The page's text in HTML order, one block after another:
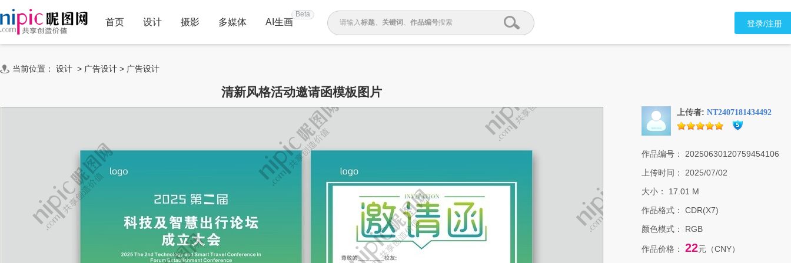
首页 设计 摄影 多媒体 AI生画
Beta
请输入标题、 关键词 、 作品编号搜索 登录/注册
当前位置： 设计 > 广告设计 > 广告设计
清新风格活动邀请函模板图片
上传者: NT2407181434492
作品编号：
20250630120759454106
上传时间：
2025/07/02
大小：
17.01 M
作品格式：
CDR(X7)
颜色模式：
RGB
作品价格： 22元（CNY）